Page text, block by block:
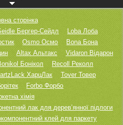
сторінка
Бергер-Сейдл
Loba Лоба
Osmo Осмо
Bona Бона
Altax Альтакс
Vidaron Відарон
Бонікол
Recoll Реколл
ХарцЛак
Tover Товер
Forbo Форбо
хімія
лак для дерев’янної підлоги
клей для паркету